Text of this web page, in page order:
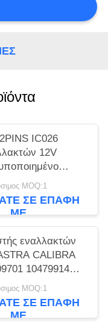
IC026
12V
MOQ:1
ΣΕ ΕΠΑΦΉ
ΜΕ
εναλλακτών
CALIBRA
10479914
MOQ:1
ΣΕ ΕΠΑΦΉ
ΜΕ